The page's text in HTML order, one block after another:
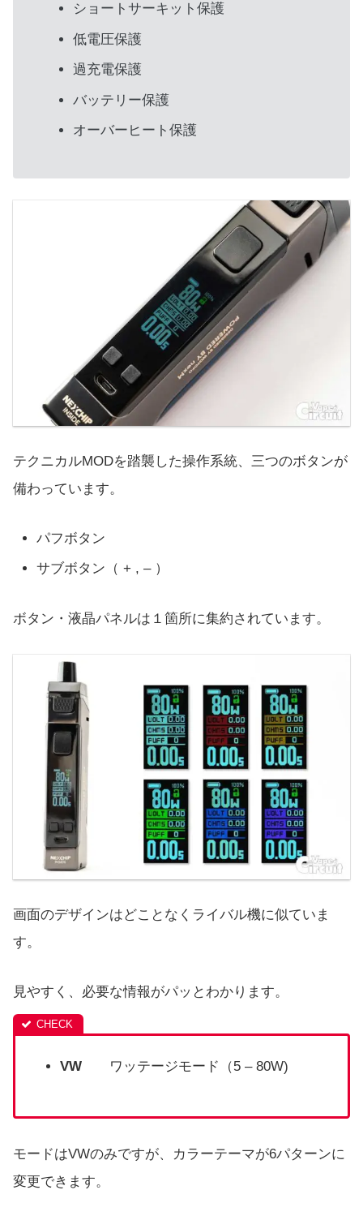
ショートサーキット保護
低電圧保護
過充電保護
バッテリー保護
オーバーヒート保護
テクニカルMODを踏襲した操作系統、三つのボタンが
備わっています。
パフボタン
サブボタン（ + , – ）
ボタン・液晶パネルは１箇所に集約されています。
画面のデザインはどことなくライバル機に似ていま
す。
見やすく、必要な情報がパッとわかります。
VWワッテージモード（5 – 80W)
モードはVWのみですが、カラーテーマが6パターンに
変更できます。